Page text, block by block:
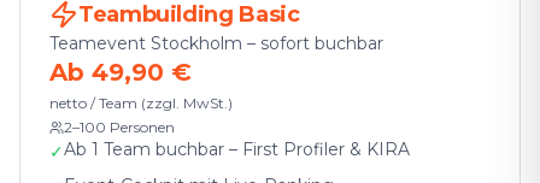
Teambuilding Basic
Teamevent Stockholm – sofort buchbar
Ab 49,90 €
netto / Team (zzgl. MwSt.)
2–100 Personen
✓Ab 1 Team buchbar – First Profiler & KIRA